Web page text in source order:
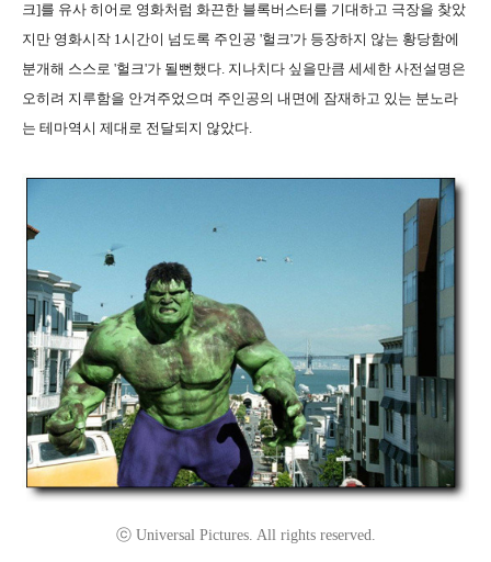
크]를 유사 히어로 영화처럼 화끈한 블록버스터를 기대하고 극장을 찾았
지만 영화시작 1시간이 넘도록 주인공 '헐크'가 등장하지 않는 황당함에
분개해 스스로 '헐크'가 될뻔했다. 지나치다 싶을만큼 세세한 사전설명은
오히려 지루함을 안겨주었으며 주인공의 내면에 잠재하고 있는 분노라
는 테마역시 제대로 전달되지 않았다.
ⓒ Universal Pictures. All rights reserved.